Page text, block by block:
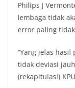
Philips J
lembaga tidak
error paling
“Yang jelas
tidak deviasi
(rekapitulasi)